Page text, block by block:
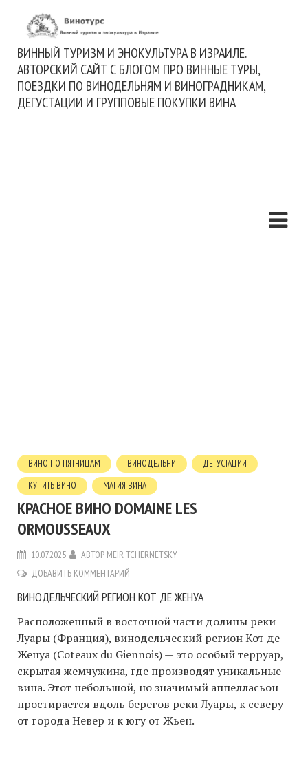
ВИННЫЙ ТУРИЗМ И ЭНОКУЛЬТУРА В ИЗРАИЛЕ.
АВТОРСКИЙ САЙТ С БЛОГОМ ПРО ВИННЫЕ ТУРЫ,
ПОЕЗДКИ ПО ВИНОДЕЛЬНЯМ И ВИНОГРАДНИКАМ,
ДЕГУСТАЦИИ И ГРУППОВЫЕ ПОКУПКИ ВИНА
ВИНО ПО ПЯТНИЦАМ ВИНОДЕЛЬНИ
ДЕГУСТАЦИИ
КУПИТЬ ВИНО
МАГИЯ ВИНА
КРАСНОЕ ВИНО DOMAINE LES
ORMOUSSEAUX
10.07.2025 АВТОР MEIR TCHERNETSKY
ДОБАВИТЬ КОММЕНТАРИЙ
ВИНОДЕЛЬЧЕСКИЙ РЕГИОН КОТ ДЕ ЖЕНУА
Расположенный в восточной части долины реки
Луары (Франция), винодельческий регион Кот де
Женуа (Coteaux du Giennois) — это особый терруар,
скрытая жемчужина, где производят уникальные
вина. Этот небольшой, но значимый аппелласьон
простирается вдоль берегов реки Луары, к северу
от города Невер и к югу от Жьен.